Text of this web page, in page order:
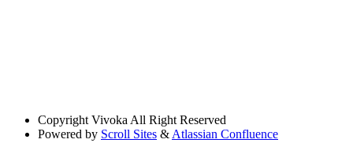
Copyright Vivoka All Right Reserved
Powered by Scroll Sites & Atlassian Confluence